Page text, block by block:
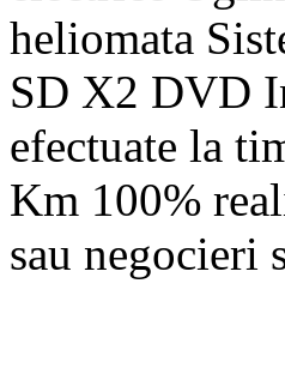
heliomata
SD X2 DVD
efectuate la
Km 100%
sau negocieri